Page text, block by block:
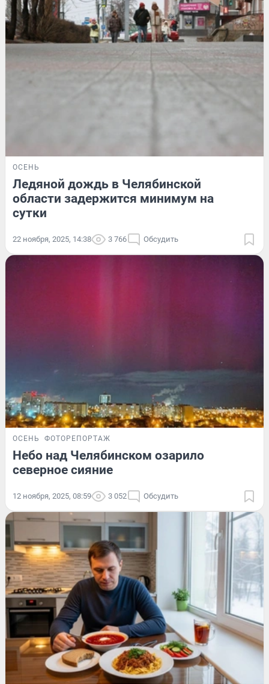
ОСЕНЬ
Ледяной дождь в Челябинской
области задержится минимум на
сутки
22 ноября, 2025, 14:38 3 766 Обсудить
ОСЕНЬ ФОТОРЕПОРТАЖ
Небо над Челябинском озарило
северное сияние
12 ноября, 2025, 08:59 3 052 Обсудить